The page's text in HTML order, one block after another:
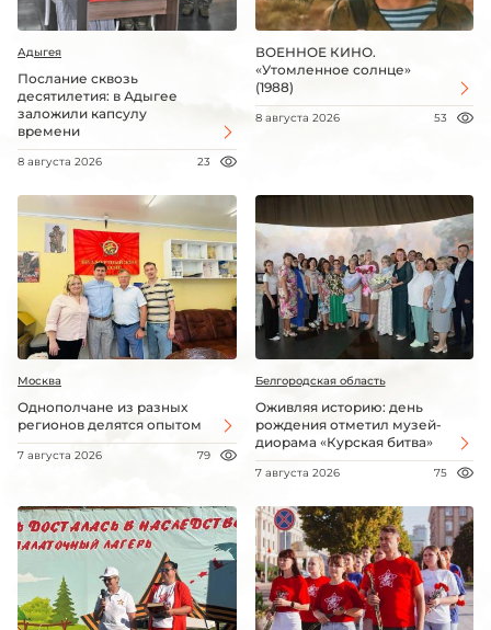
Адыгея
Послание сквозь
десятилетия: в Адыгее
заложили капсулу
времени
8 августа 2026 23
ВОЕННОЕ КИНО.
«Утомленное солнце»
(1988)
8 августа 2026 53
Москва
Однополчане из разных
регионов делятся опытом
7 августа 2026 79
Белгородская область
Оживляя историю: день
рождения отметил музей-
диорама «Курская битва»
7 августа 2026 75